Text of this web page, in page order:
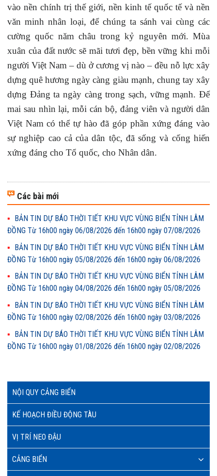
NỘI QUY CẢNG BIỂN
KẾ HOẠCH ĐIỀU ĐỘNG TÀU
VỊ TRÍ NEO ĐẬU
CẢNG BIỂN
vào nền chính trị thế giới, nền kinh tế quốc tế và nền
văn minh nhân loại, để chúng ta sánh vai cùng các
cường quốc năm châu trong kỷ nguyên mới. Mùa
xuân của đất nước sẽ mãi tươi đẹp, bền vững khi mỗi
người Việt Nam – dù ở cương vị nào – đều nỗ lực xây
dựng quê hương ngày càng giàu mạnh, chung tay xây
dựng Đảng ta ngày càng trong sạch, vững mạnh. Để
mai sau nhìn lại, mỗi cán bộ, đảng viên và người dân
Việt Nam có thể tự hào đã góp phần xứng đáng vào
sự nghiệp cao cả của dân tộc, đã sống và cống hiến
xứng đáng cho Tổ quốc, cho Nhân dân.
Các bài mới
BẢN TIN DỰ BÁO THỜI TIẾT KHU VỰC VÙNG BIỂN TỈNH LÂM
ĐỒNG Từ 16h00 ngày 06/08/2026 đến 16h00 ngày 07/08/2026
BẢN TIN DỰ BÁO THỜI TIẾT KHU VỰC VÙNG BIỂN TỈNH LÂM
ĐỒNG Từ 16h00 ngày 05/08/2026 đến 16h00 ngày 06/08/2026
BẢN TIN DỰ BÁO THỜI TIẾT KHU VỰC VÙNG BIỂN TỈNH LÂM
ĐỒNG Từ 16h00 ngày 04/08/2026 đến 16h00 ngày 05/08/2026
BẢN TIN DỰ BÁO THỜI TIẾT KHU VỰC VÙNG BIỂN TỈNH LÂM
ĐỒNG Từ 16h00 ngày 02/08/2026 đến 16h00 ngày 03/08/2026
BẢN TIN DỰ BÁO THỜI TIẾT KHU VỰC VÙNG BIỂN TỈNH LÂM
ĐỒNG Từ 16h00 ngày 01/08/2026 đến 16h00 ngày 02/08/2026